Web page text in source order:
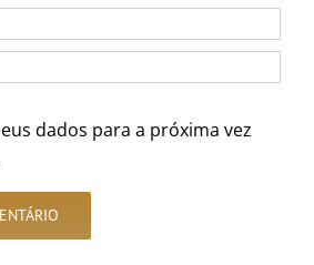
dados para a próxima vez